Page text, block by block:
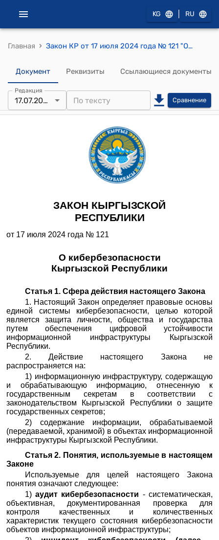
KG RU
Главная › Закон КР от 17 июля 2024 года № 121 "О кибербезопасности Кыргызской Республики"
Документ Реквизиты Ссылающиеся документы
Редакция
17.07.2024 Сравнение